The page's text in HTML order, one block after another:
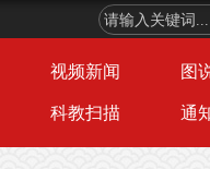
视频新闻 图
科教扫描 通